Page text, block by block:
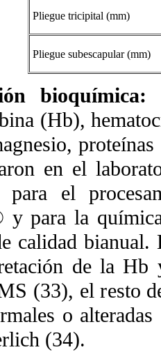
Pliegue tricipital (mm)
Pliegue subescapular (mm)
bioquímica:
(Hb),
en el
para el
y para la
calidad bianual.
de la Hb
(33), el resto
o
(34).